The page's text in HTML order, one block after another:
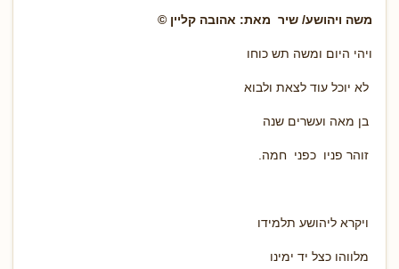
משה ויהושע/ שיר מאת: אהובה קליין ©
ויהי היום ומשה תש כוחו
לא יוכל עוד לצאת ולבוא
בן מאה ועשרים שנה
זוהר פניו כפני חמה.
ויקרא ליהושע תלמידו
מלווהו כצל יד ימינו